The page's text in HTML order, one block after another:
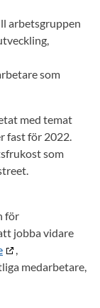
arbetsgruppen
som
med temat
fast för 2022.
som
för
jobba vidare
,
medarbetare,